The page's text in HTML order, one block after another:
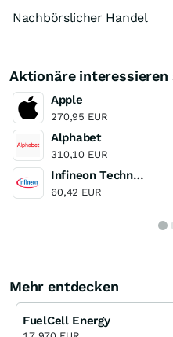
Nachbörslicher Handel
Aktionäre interessieren
Apple
270,95 EUR
Alphabet
310,10 EUR
Infineon Technologies
60,42 EUR
Mehr entdecken
FuelCell Energy